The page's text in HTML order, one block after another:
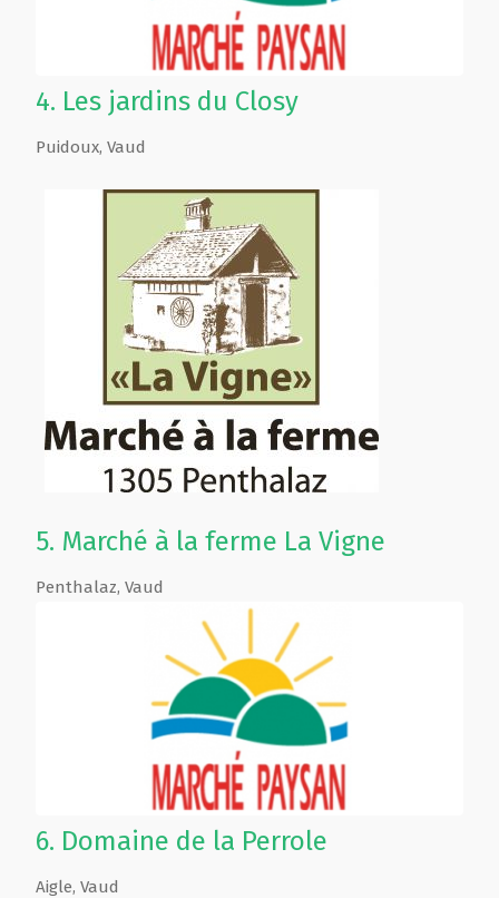
4. Les jardins du Closy
Puidoux, Vaud
5. Marché à la ferme La Vigne
Penthalaz, Vaud
6. Domaine de la Perrole
Aigle, Vaud